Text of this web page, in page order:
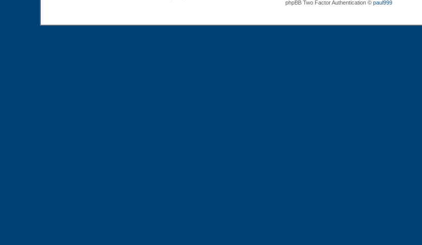
phpBB Two Factor Authentication © paul999